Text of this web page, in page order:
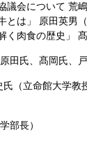
会について 荒
は」 原田英男（
肉食の歴史」
田氏、髙岡氏、
（立命館大学教
部長）